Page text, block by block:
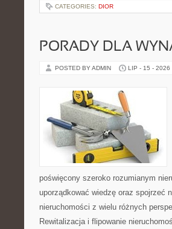
CATEGORIES: DIOR
PORADY DLA
POSTED BY ADMIN LIP - 15 - 2026
poświęcony szeroko rozumianym
uporządkować wiedzę oraz spojrzeć
nieruchomości z wielu różnych
Rewitalizacja i flipowanie